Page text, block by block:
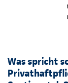
Was spricht